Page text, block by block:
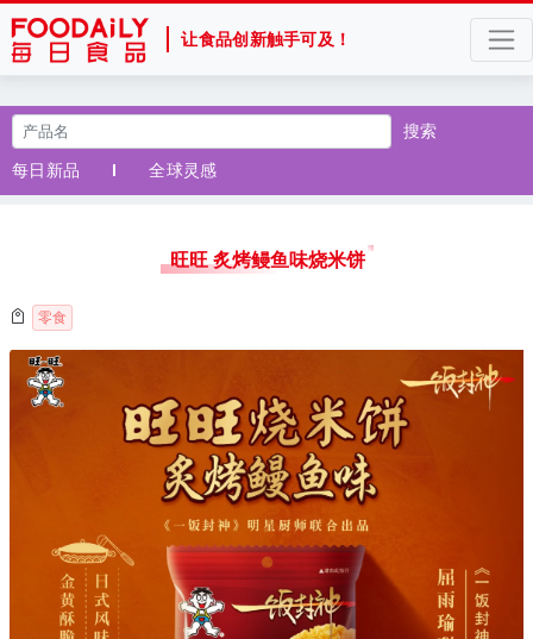
让食品创新触手可及！
搜索
每日新品
全球灵感
旺旺 炙烤鳗鱼味烧米饼
零食